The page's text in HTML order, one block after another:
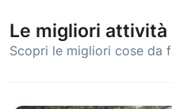
Le migliori attività
Scopri le migliori cose da